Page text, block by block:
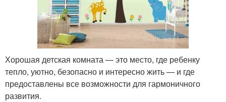
Хорошая детская комната — это место, где ребенку
тепло, уютно, безопасно и интересно жить — и где
предоставлены все возможности для гармоничного
развития.